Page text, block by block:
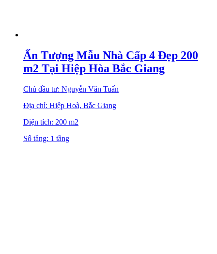
Ấn Tượng Mẫu Nhà Cấp 4 Đẹp 200
m2 Tại Hiệp Hòa Bắc Giang
Chủ đầu tư: Nguyễn Văn Tuấn
Địa chỉ: Hiệp Hoà, Bắc Giang
Diện tích: 200 m2
Số tầng: 1 tầng